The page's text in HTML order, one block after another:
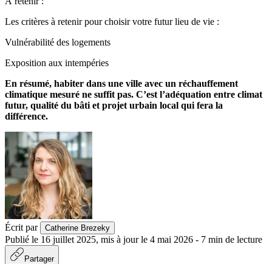
Les critères à retenir pour choisir votre futur lieu de vie :
Vulnérabilité des logements
Exposition aux intempéries
En résumé, habiter dans une ville avec un réchauffement
climatique mesuré ne suffit pas. C’est l’adéquation entre climat
futur, qualité du bâti et projet urbain local qui fera la
différence.
Écrit par Catherine Brezeky
Publié le 16 juillet 2025, mis à jour le 4 mai 2026 - 7 min de lecture
Partager